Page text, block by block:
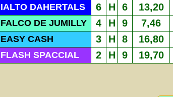
IALTO DAHERTALS 6 H 6 13,20
FALCO DE JUMILLY 4 H 9 7,46
EASY CASH 3 H 8 16,80
FLASH SPACCIAL 2 H 9 19,70